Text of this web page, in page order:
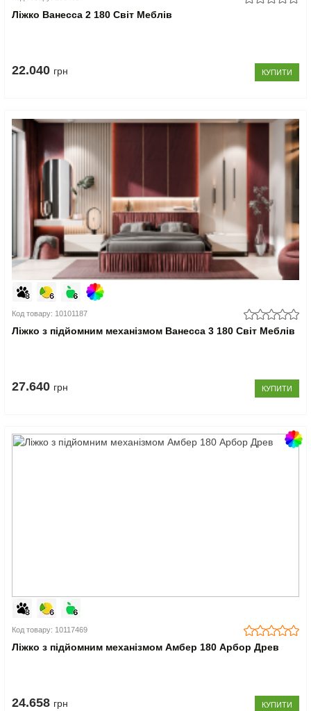
Ліжко Ванесса 2 180 Світ Меблів
22.040 грн КУПИТИ
Код товару: 10101187
Ліжко з підйомним механізмом Ванесса 3 180 Світ Меблів
27.640 грн КУПИТИ
Код товару: 10117469
Ліжко з підйомним механізмом Амбер 180 Арбор Древ
24.658 грн КУПИТИ